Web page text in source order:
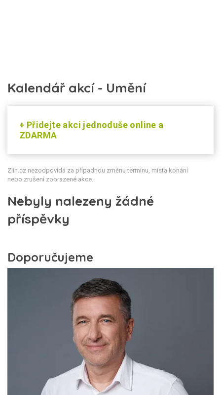
Kalendář akcí - Umění
+ Přidejte akci jednoduše online a
ZDARMA
Zlin.cz nezodpovídá za případnou změnu termínu, místa konání
nebo zrušení zobrazené akce.
Nebyly nalezeny žádné
příspěvky